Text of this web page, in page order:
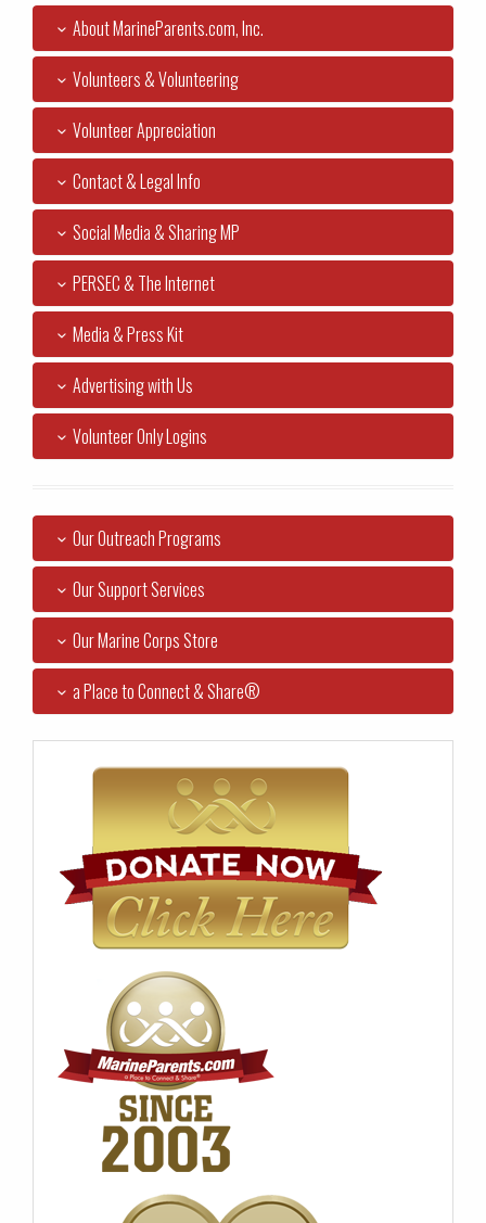
About MarineParents.com, Inc.
Volunteers & Volunteering
Volunteer Appreciation
Contact & Legal Info
Social Media & Sharing MP
PERSEC & The Internet
Media & Press Kit
Advertising with Us
Volunteer Only Logins
Our Outreach Programs
Our Support Services
Our Marine Corps Store
a Place to Connect & Share®